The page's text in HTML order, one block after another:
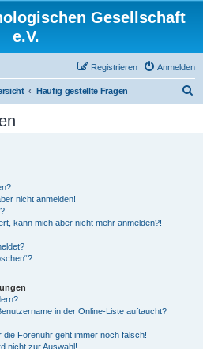
Gesellschaft
e.V.
Anmelden
Registrieren
Häufig gestellte Fragen
nicht anmelden!
kann mich aber nicht mehr anmelden?!
in der Online-Liste auftaucht?
Forenuhr geht immer noch falsch!
nicht zur Auswahl!